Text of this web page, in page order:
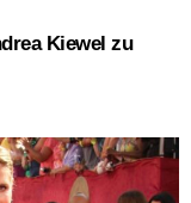
Kiewel zu